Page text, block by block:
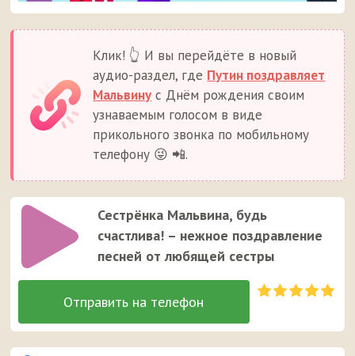
Клик! 👆 И вы перейдёте в новый
аудио-раздел, где Путин поздравляет
Мальвину с Днём рождения своим
узнаваемым голосом в виде
прикольного звонка по мобильному
телефону 😜 📲.
Сестрёнка Мальвина, будь
счастлива! – нежное поздравление
песней от любящей сестры